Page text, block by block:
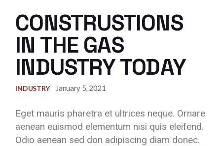
CONSTRUSTIONS
IN THE GAS
INDUSTRY TODAY
INDUSTRY January 5, 2021
Eget mauris pharetra et ultrices neque. Ornare
aenean euismod elementum nisi quis eleifend.
Odio aenean sed don adipiscing diam donec.